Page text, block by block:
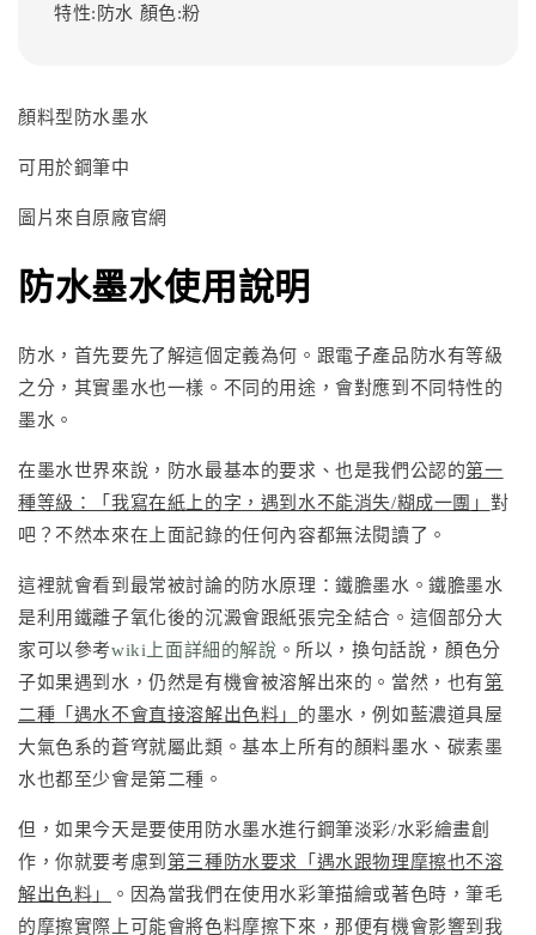
特性:防水 顏色:粉
顏料型防水墨水
可用於鋼筆中
圖片來自原廠官網
防水墨水使用說明
防水，首先要先了解這個定義為何。跟電子產品防水有等級
之分，其實墨水也一樣。不同的用途，會對應到不同特性的
墨水。
在墨水世界來說，防水最基本的要求、也是我們公認的第一
種等級：「我寫在紙上的字，遇到水不能消失/糊成一團」 對
吧？不然本來在上面記錄的任何內容都無法閱讀了。
這裡就會看到最常被討論的防水原理：鐵膽墨水。鐵膽墨水
是利用鐵離子氧化後的沉澱會跟紙張完全結合。這個部分大
家可以參考wiki上面詳細的解說 。所以，換句話說，顏色分
子如果遇到水，仍然是有機會被溶解出來的。當然，也有第
二種「遇水不會直接溶解出色料」 的墨水，例如藍濃道具屋
大氣色系的蒼穹就屬此類。基本上所有的顏料墨水、碳素墨
水也都至少會是第二種。
但，如果今天是要使用防水墨水進行鋼筆淡彩/水彩繪畫創
作，你就要考慮到 第三種防水要求「遇水跟物理摩擦也不溶
解出色料」
。因為當我們在使用水彩筆描繪或著色時，筆毛
的摩擦實際上可能會將色料摩擦下來，那便有機會影響到我